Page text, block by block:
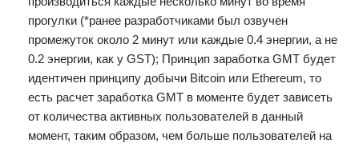
прогулки (*ранее разработчиками был озвучен
промежуток около 2 минут или каждые 0.4 энергии, а не
0.2 энергии, как у GST); Принцип заработка GMT будет
идентичен принципу добычи Bitcoin или Ethereum, то
есть расчет заработка GMT в моменте будет зависеть
от количества активных пользователей в данный
момент, таким образом, чем больше пользователей на